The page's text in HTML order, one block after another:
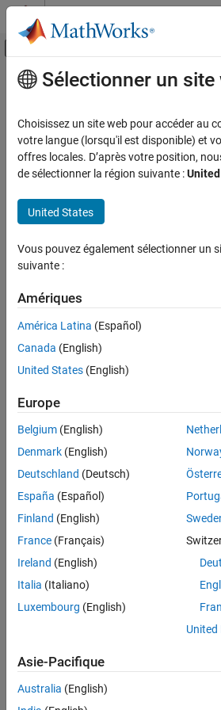
Passer au contenu
Activer/désactiver
Accueil de la documentation
Polyspace Code Prover
Code Prover Analysis in MATLAB Coder
Contenu principal
Code Prover Analysis
Coder
Verify code generated from MATLAB®
After you generate C/C++ code from
Code Prover™
Functions
custom code in
pslinkrun Run
Run Polyspace on C/C++ Code
Run Polyspace on generated code and
Using MATLAB Coder
Configure advanced Polyspace
metric calculations or compiler options.
Related Information
Configuration
How useful was this
Sélectionner un site
Choisissez un site web pour accéder au
votre langue (lorsqu'il est disponible) et
offres locales. D’après votre position,
de sélectionner la région suivante :
United States
Vous pouvez également sélectionner un
suivante :
Amériques
América Latina (Español)
Canada (English)
United States (English)
Europe
Belgium (English)
Denmark (English)
Deutschland (Deutsch)
España (Español)
Finland (English)
France (Français)
Ireland (English)
Italia (Italiano)
Luxembourg (English)
United
Asie-Pacifique
Australia (English)